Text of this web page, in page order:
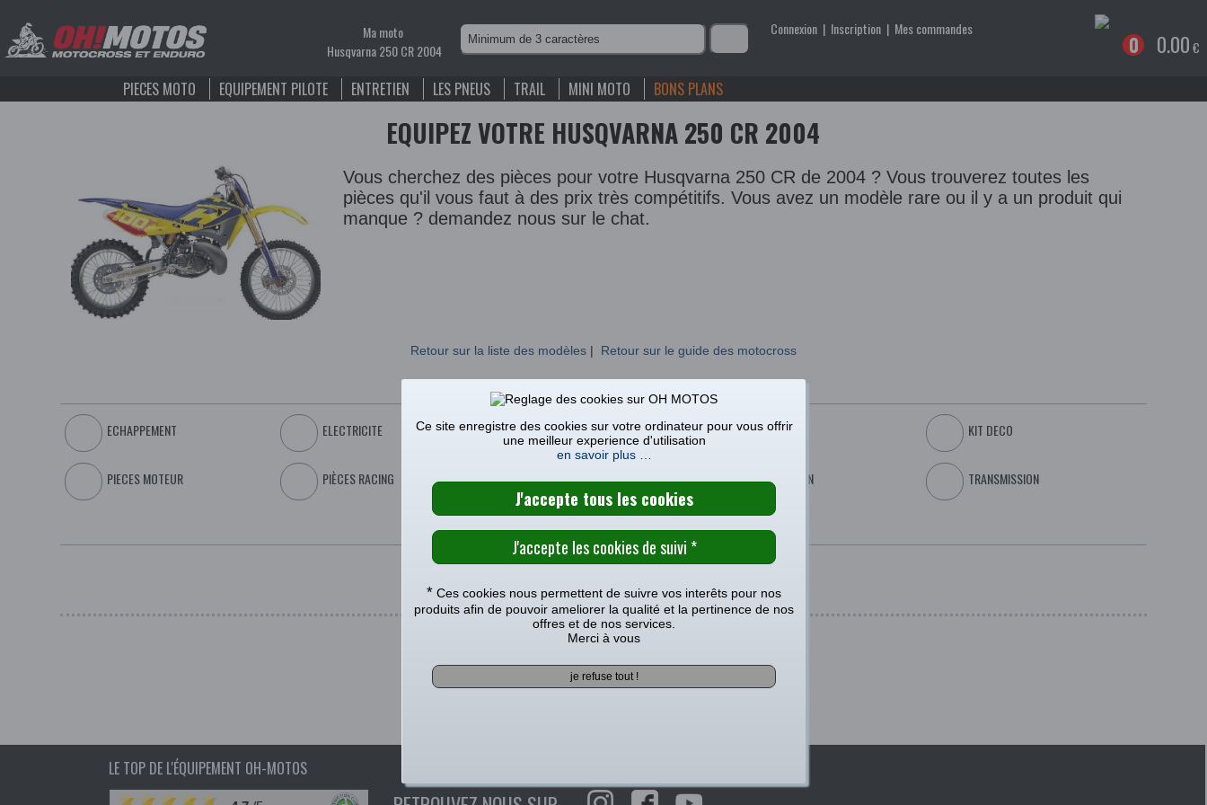
Ma moto
Husqvarna 250 CR 2004
Connexion | Inscription | Mes commandes
0 0.00€
PIECES MOTO EQUIPEMENT PILOTE ENTRETIEN LES PNEUS TRAIL MINI MOTO BONS PLANS
EQUIPEZ VOTRE HUSQVARNA 250 CR 2004
Vous cherchez des pièces pour votre Husqvarna 250 CR de 2004 ? Vous trouverez toutes les
pièces qu'il vous faut à des prix très compétitifs. Vous avez un modèle rare ou il y a un produit qui
manque ? demandez nous sur le chat.
Retour sur la liste des modèles| Retour sur le guide des motocross
Categorie
ECHAPPEMENT ELECTRICITE FILTRATION FREINAGE KIT DECO
PIECES MOTEUR PIÈCES RACING ROULEMENTS SUSPENSION TRANSMISSION
Nos pièces et produits pour votre Husqvarna 250 CR 2004
VOS PRODUITS SONT EN COURS DE CHARGEMENT
LE TOP DE L'ÉQUIPEMENT OH-MOTOS
Ce site enregistre des cookies sur votre ordinateur pour vous offrir
une meilleur experience d'utilisation
en savoir plus …
* Ces cookies nous permettent de suivre vos interêts pour nos
produits afin de pouvoir ameliorer la qualité et la pertinence de nos
offres et de nos services.
Merci à vous